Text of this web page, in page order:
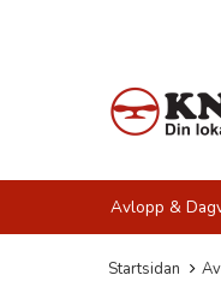
Avlopp &
Startsidan